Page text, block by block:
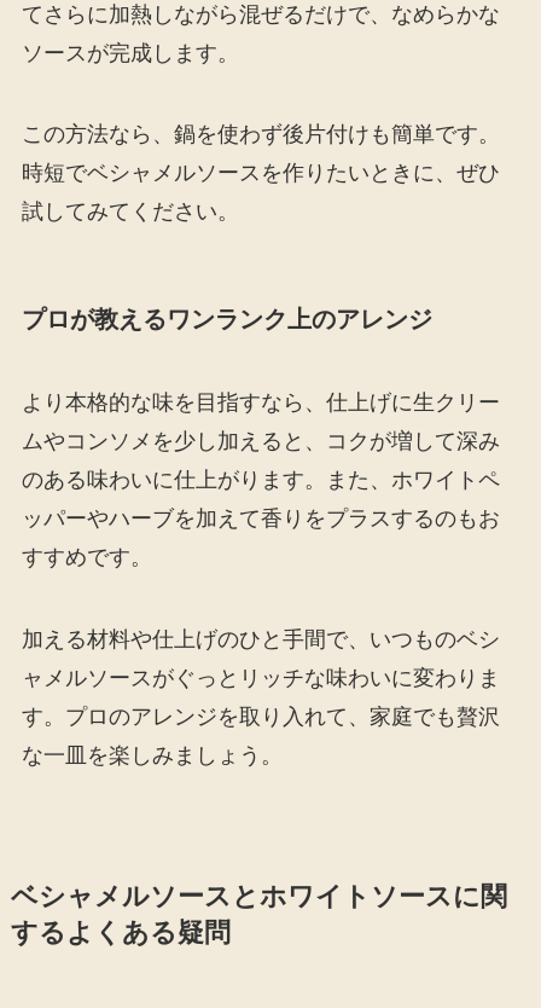
てさらに加熱しながら混ぜるだけで、なめらかな
ソースが完成します。
この方法なら、鍋を使わず後片付けも簡単です。
時短でベシャメルソースを作りたいときに、ぜひ
試してみてください。
プロが教えるワンランク上のアレンジ
より本格的な味を目指すなら、仕上げに生クリー
ムやコンソメを少し加えると、コクが増して深み
のある味わいに仕上がります。また、ホワイトペ
ッパーやハーブを加えて香りをプラスするのもお
すすめです。
加える材料や仕上げのひと手間で、いつものベシ
ャメルソースがぐっとリッチな味わいに変わりま
す。プロのアレンジを取り入れて、家庭でも贅沢
な一皿を楽しみましょう。
ベシャメルソースとホワイトソースに関
するよくある疑問